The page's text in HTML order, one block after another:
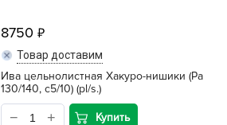
8750
Товар доставим
Ива цельнолистная Хакуро-нишики (Pa
130/140, с5/10) (pl/s.)
Купить